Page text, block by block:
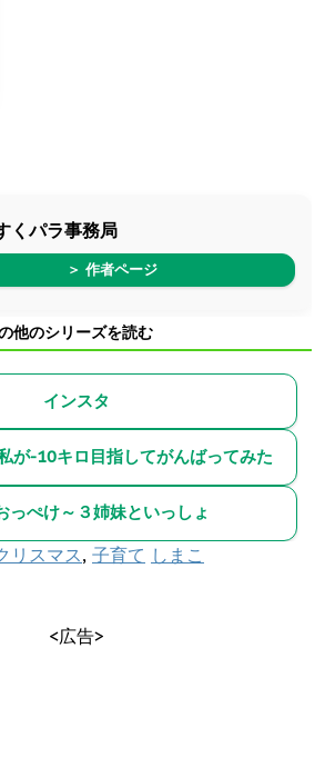
くパラ事務局
＞ 作者ページ
他のシリーズを読む
インスタ
が-10キロ目指してがんばってみた
っぺけ～３姉妹といっしょ
リスマス , 子育て しまこ
<広告>